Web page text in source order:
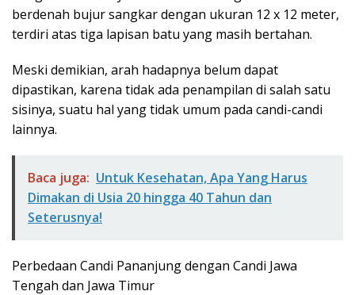
berdenah bujur sangkar dengan ukuran 12 x 12 meter,
terdiri atas tiga lapisan batu yang masih bertahan.
Meski demikian, arah hadapnya belum dapat
dipastikan, karena tidak ada penampilan di salah satu
sisinya, suatu hal yang tidak umum pada candi-candi
lainnya.
Baca juga: Untuk Kesehatan, Apa Yang Harus
Dimakan di Usia 20 hingga 40 Tahun dan
Seterusnya!
Perbedaan Candi Pananjung dengan Candi Jawa
Tengah dan Jawa Timur